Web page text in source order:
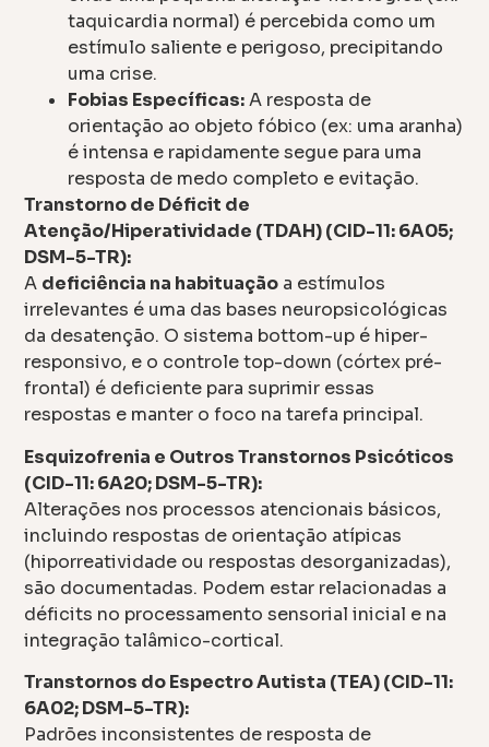
taquicardia normal) é percebida como um
estímulo saliente e perigoso, precipitando
uma crise.
Fobias Específicas:A resposta de
orientação ao objeto fóbico (ex: uma aranha)
é intensa e rapidamente segue para uma
resposta de medo completo e evitação.
Transtorno de Déficit de
Atenção/Hiperatividade (TDAH) (CID-11: 6A05;
DSM-5-TR):
A deficiência na habituação a estímulos
irrelevantes é uma das bases neuropsicológicas
da desatenção. O sistema bottom-up é hiper-
responsivo, e o controle top-down (córtex pré-
frontal) é deficiente para suprimir essas
respostas e manter o foco na tarefa principal.
Esquizofrenia e Outros Transtornos Psicóticos
(CID-11: 6A20; DSM-5-TR):
Alterações nos processos atencionais básicos,
incluindo respostas de orientação atípicas
(hiporreatividade ou respostas desorganizadas),
são documentadas. Podem estar relacionadas a
déficits no processamento sensorial inicial e na
integração talâmico-cortical.
Transtornos do Espectro Autista (TEA) (CID-11:
6A02; DSM-5-TR):
Padrões inconsistentes de resposta de